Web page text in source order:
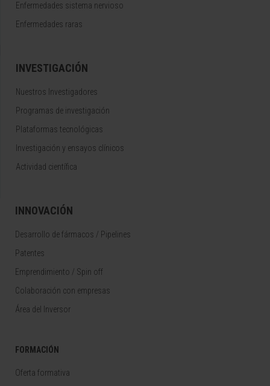
Enfermedades sistema nervioso
Enfermedades raras
INVESTIGACIÓN
Nuestros Investigadores
Programas de investigación
Plataformas tecnológicas
Investigación y ensayos clínicos
Actividad científica
INNOVACIÓN
Desarrollo de fármacos / Pipelines
Patentes
Emprendimiento / Spin off
Colaboración con empresas
Área del Inversor
FORMACIÓN
Oferta formativa